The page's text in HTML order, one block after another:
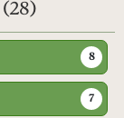
(28)
8
7